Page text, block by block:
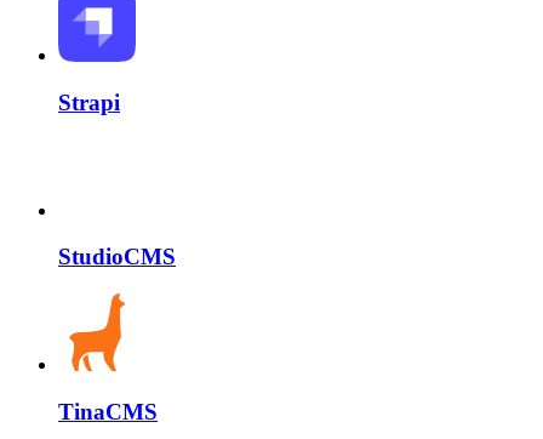
Strapi
StudioCMS
TinaCMS